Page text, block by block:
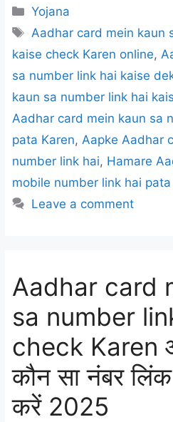
Categories
Yojana
Tags
Aadhar card mein kaun
kaise check Karen online,
sa number link hai kaise
kaun sa number link hai
Aadhar card mein kaun sa
pata Karen, Aapke Aadhar
number link hai, Hamare
mobile number link hai pata
Leave a comment
Aadhar card
sa number
check Karen
कौन सा नंबर
करें 2025